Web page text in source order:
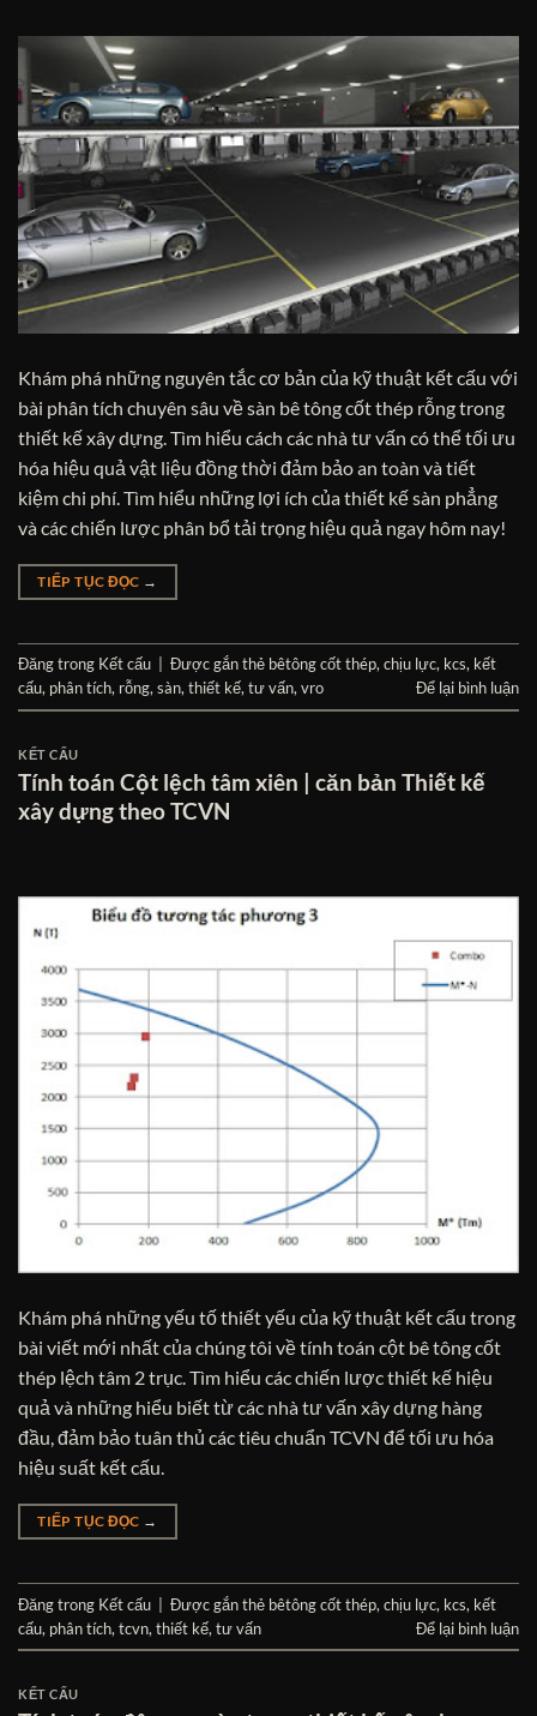
Khám phá những nguyên tắc cơ bản của kỹ thuật kết cấu với
bài phân tích chuyên sâu về sàn bê tông cốt thép rỗng trong
thiết kế xây dựng. Tìm hiểu cách các nhà tư vấn có thể tối ưu
hóa hiệu quả vật liệu đồng thời đảm bảo an toàn và tiết
kiệm chi phí. Tìm hiểu những lợi ích của thiết kế sàn phẳng
và các chiến lược phân bổ tải trọng hiệu quả ngay hôm nay!
TIẾP TỤC ĐỌC →
Đăng trong Kết cấu Được gắn thẻ bêtông cốt thép,chịu lực, kcs, kết
cấu, phân tích, rỗng,sàn,thiết kế,tư vấn,vro Để lại bình luận
KẾT CẤU
Tính toán Cột lệch tâm xiên | căn bản Thiết kế
xây dựng theo TCVN
Khám phá những yếu tố thiết yếu của kỹ thuật kết cấu trong
bài viết mới nhất của chúng tôi về tính toán cột bê tông cốt
thép lệch tâm 2 trục. Tìm hiểu các chiến lược thiết kế hiệu
quả và những hiểu biết từ các nhà tư vấn xây dựng hàng
đầu, đảm bảo tuân thủ các tiêu chuẩn TCVN để tối ưu hóa
hiệu suất kết cấu.
TIẾP TỤC ĐỌC →
Đăng trong Kết cấu Được gắn thẻ bêtông cốt thép, chịu lực, kcs, kết
cấu, phân tích, tcvn, thiết kế, tư vấn Để lại bình luận
KẾT CẤU